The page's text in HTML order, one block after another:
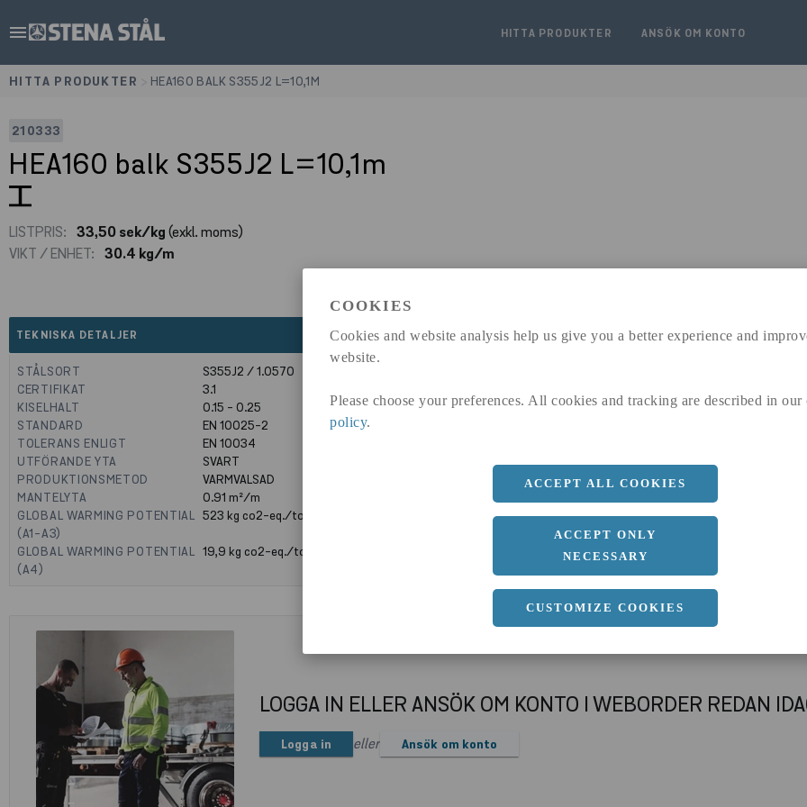
COOKIES
Cookies and website analysis help us give you a better experience and
website.
Please choose your preferences. All cookies and tracking are described in our
policy.
ACCEPT ALL COOKIES
ACCEPT ONLY
NECESSARY
CUSTOMIZE COOKIES
menu HITTA PRODUKTER ANSÖK OM KONTO
HITTA PRODUKTER HEA160 BALK S355J2 L=10,1M
210333
HEA160 balk S355J2 L=10,1m
LISTPRIS: 33,50 sek/kg(exkl. moms)
VIKT / ENHET: 30.4 kg/m
TEKNISKA DETALJER expand_less
STÅLSORT
S355J2 / 1.0570
CERTIFIKAT
3.1
KISELHALT
0.15 - 0.25
STANDARD
EN 10025-2
TOLERANS ENLIGT
EN 10034
UTFÖRANDE YTA
SVART
PRODUKTIONSMETOD
VARMVALSAD
MANTELYTA
0.91m²/m
GLOBAL WARMING POTENTIAL
(A1-A3)
523kg co2-eq./ton
GLOBAL WARMING POTENTIAL
(A4)
19,9kg co2-eq./ton
DIMENSIONER expand_less
b 152 MM
d 6 MM
LOGGA IN ELLER ANSÖK OM KONTO I WEBORDER REDAN
Logga in eller Ansök om konto